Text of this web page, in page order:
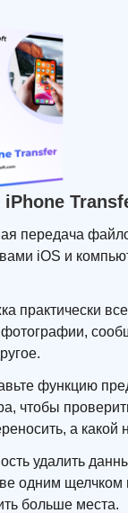
передача
iOS и
практически
функцию
чтобы
а какой
удалить
одним
больше места.